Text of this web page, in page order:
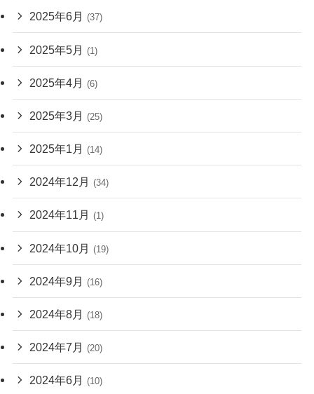
2025年6月 (37)
2025年5月 (1)
2025年4月 (6)
2025年3月 (25)
2025年1月 (14)
2024年12月 (34)
2024年11月 (1)
2024年10月 (19)
2024年9月 (16)
2024年8月 (18)
2024年7月 (20)
2024年6月 (10)